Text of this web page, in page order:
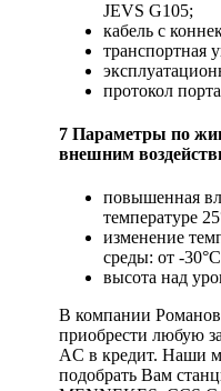
JEVS G105;
кабель с
транспортная
протокол
7 Параметры по
внешним
повышенная
температуре
изменение
среды: от -
высота над
В компании
приобрести любую
AC в кредит. Наши
подобрать Вам